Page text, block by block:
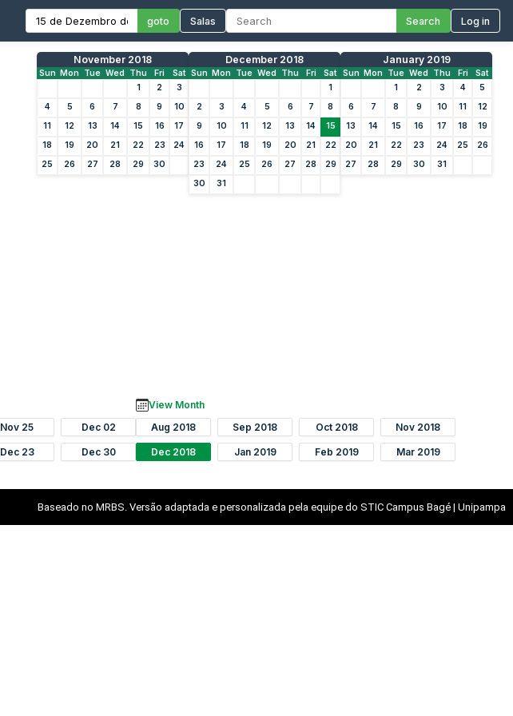
goto Salas Search Log in
November 2018
Sun Mon Tue Wed Thu Fri
Sat
1
2
3
4
5 6 7 8 9
10
11
12 13 14 15 16
17
18
19 20 21 22 23
24
25
26 27 28 29 30
December 2018
Sun Mon Tue Wed Thu Fri
Sat
1
2
3 4 5 6 7
8
9
10 11 12 13 14
15
16
17 18 19 20 21
22
23
24 25 26 27 28
29
30
31
January 2019
Sun Mon Tue Wed Thu Fri
Sat
1
2 3 4
5
6
7 8 9 10 11
12
13
14 15 16 17 18
19
20
21 22 23 24 25
26
27
28 29 30 31
Nov 25 Dec 02
Dec 23 Dec 30
View Month
Aug 2018
Sep 2018 Oct 2018 Nov 2018
Dec 2018 Jan 2019 Feb 2019 Mar 2019
Baseado no MRBS. Versão adaptada e personalizada pela equipe do STIC Campus Bagé | Unipampa